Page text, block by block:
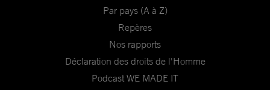
Par pays (A à Z)
Repères
Nos rapports
Déclaration des droits de l'Homme
Podcast WE MADE IT